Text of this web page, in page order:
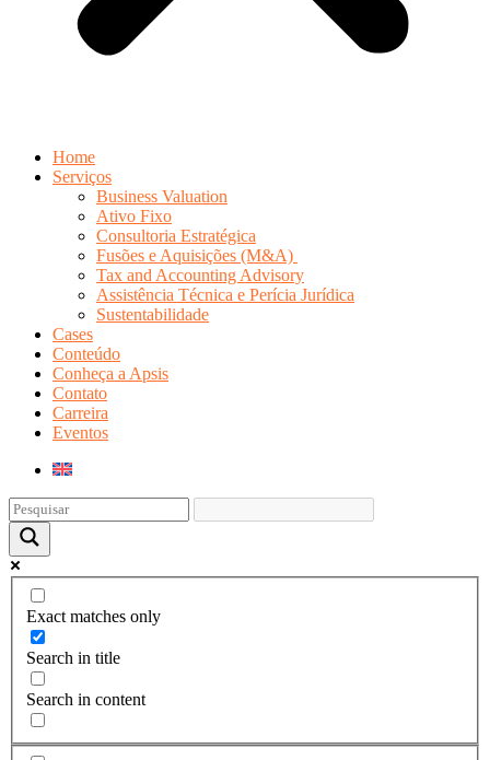
Home
Serviços
Business Valuation
Ativo Fixo
Consultoria Estratégica
Fusões e Aquisições (M&A)
Tax and Accounting Advisory
Assistência Técnica e Perícia Jurídica
Sustentabilidade
Cases
Conteúdo
Conheça a Apsis
Contato
Carreira
Eventos
Exact matches only
Search in title
Search in content